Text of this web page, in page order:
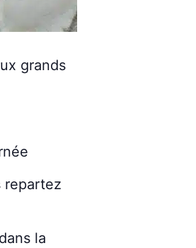
grands
repartez
la